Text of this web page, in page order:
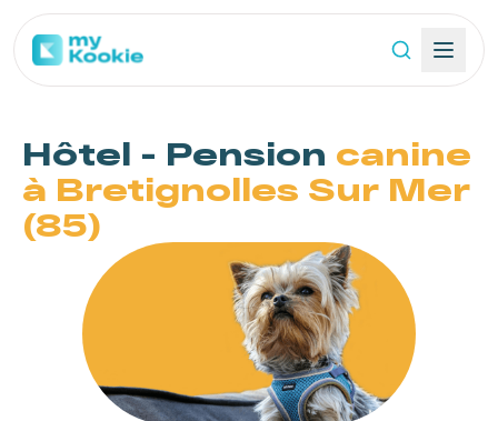
Hôtel - Pension canine
à Bretignolles Sur Mer
(85)